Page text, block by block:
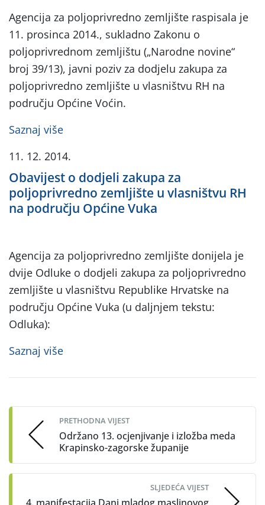
Agencija za poljoprivredno zemljište raspisala je
11. prosinca 2014., sukladno Zakonu o
poljoprivrednom zemljištu („Narodne novine“
broj 39/13), javni poziv za dodjelu zakupa za
poljoprivredno zemljište u vlasništvu RH na
području Općine Voćin.
Saznaj više
11. 12. 2014.
Obavijest o dodjeli zakupa za
poljoprivredno zemljište u vlasništvu RH
na području Općine Vuka
Agencija za poljoprivredno zemljište donijela je
dvije Odluke o dodjeli zakupa za poljoprivredno
zemljište u vlasništvu Republike Hrvatske na
području Općine Vuka (u daljnjem tekstu:
Odluka):
Saznaj više
navigation
PRETHODNA VIJEST
Održano 13. ocjenjivanje i izložba meda
Krapinsko-zagorske županije
SLJEDEĆA VIJEST